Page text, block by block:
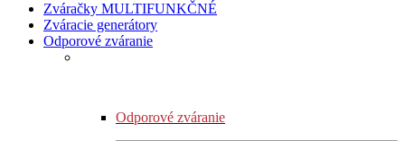
Zváračky MULTIFUNKČNÉ
Zváracie generátory
Odporové zváranie
Odporové zváranie